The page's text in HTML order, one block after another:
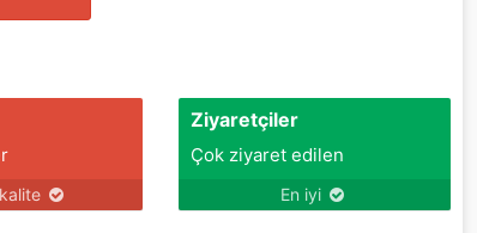
Ziyaretçiler
Çok ziyaret edilen
En iyi